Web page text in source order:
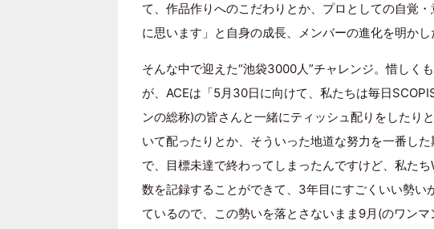
て、作品作りへのこだわりとか、プロとしての自覚
に思います」と自身の成長、メンバーの進化を明かし
そんな中で迎えた“池袋3000人”チャレンジ。惜しく
が、ACEは「5月30日に向けて、私たちは毎日
ンの総称)の皆さんと一緒にティッシュ配りをしたり
いて配ったりとか、そういった地道な努力を一番し
で、目標未達で終わってしまったんですけど、私た
数を記録することができて、3年目にすごくいい勢い
ているので、この勢いを落とさないまま9月(のワン